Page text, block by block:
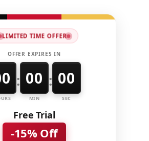
LIMITED TIME OFFER
OFFER EXPIRES IN
: 00
MIN
: 00
SEC
Free Trial
-15% Off